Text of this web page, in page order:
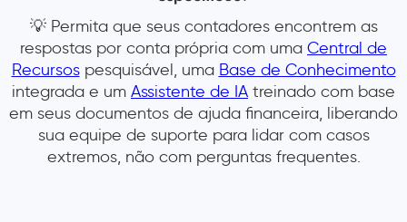
💡 Permita que seus contadores encontrem as
respostas por conta própria com uma Central de
Recursospesquisável, uma Base de Conhecimento
integrada e um Assistente de IA treinado com base
em seus documentos de ajuda financeira, liberando
sua equipe de suporte para lidar com casos
extremos, não com perguntas frequentes.